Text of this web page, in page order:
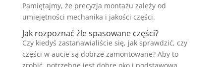
Pamiętajmy, że precyzja montażu zależy od
umiejętności mechanika i jakości części.
Jak rozpoznać źle spasowane części?
Czy kiedyś zastanawialiście się, jak sprawdzić, czy
części w aucie są dobrze zamontowane? Aby to